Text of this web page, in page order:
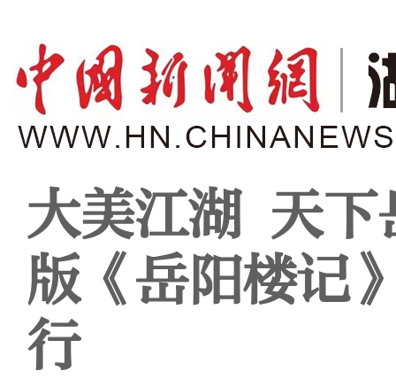
大美江湖 天
版《岳阳楼记
行